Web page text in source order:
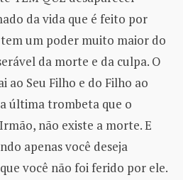
da vida que é feito por
tem um poder muito maior do
da morte e da culpa. O
ao Seu Filho e do Filho ao
última trombeta que o
não existe a morte. E
apenas você deseja
você não foi ferido por ele.